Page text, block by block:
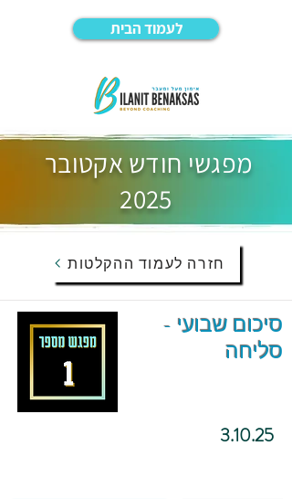
לעמוד הבית
מפגשי חודש אקטובר
2025
חזרה לעמוד ההקלטות
סיכום שבועי -
סליחה
3.10.25